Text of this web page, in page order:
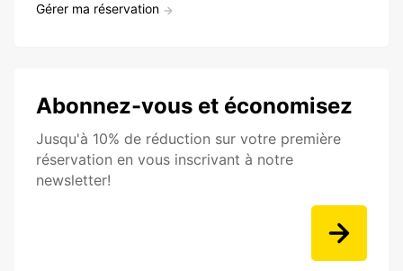
Gérer ma réservation
Abonnez-vous et économisez
Jusqu'à 10% de réduction sur votre première
réservation en vous inscrivant à notre
newsletter!